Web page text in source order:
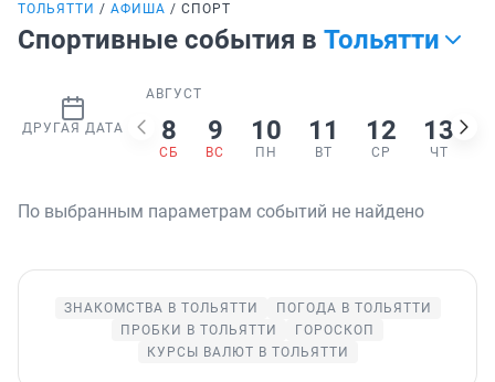
ТОЛЬЯТТИ АФИША СПОРТ
Спортивные события в Тольятти
ДРУГАЯ ДАТА
АВГУСТ
8
СБ
9
ВС
10
ПН
11
ВТ
12
СР
13
ЧТ
По выбранным параметрам событий не найдено
ЗНАКОМСТВА В ТОЛЬЯТТИ
ПОГОДА В ТОЛЬЯТТИ
ПРОБКИ В ТОЛЬЯТТИ
ГОРОСКОП
КУРСЫ ВАЛЮТ В ТОЛЬЯТТИ